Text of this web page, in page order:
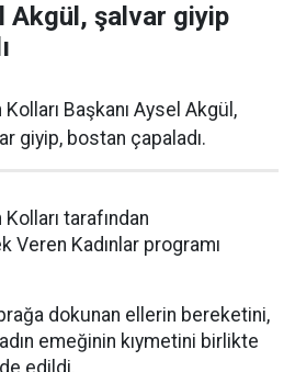
Akgül, şalvar giyip
Başkanı Aysel Akgül,
giyip, bostan çapaladı.
tarafından
Veren Kadınlar programı
dokunan ellerin bereketini,
emeğinin kıymetini birlikte
edildi.